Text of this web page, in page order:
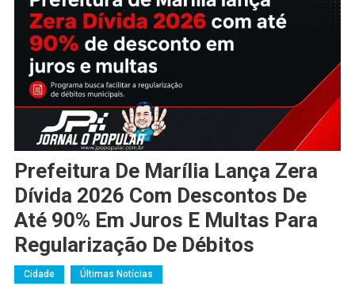
Prefeitura De Marília Lança Zera
Dívida 2026 Com Descontos De
Até 90% Em Juros E Multas Para
Regularização De Débitos
Cidade Últimas Notícias